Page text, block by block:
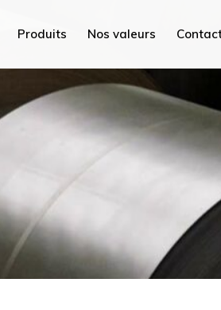
Produits Nos valeurs